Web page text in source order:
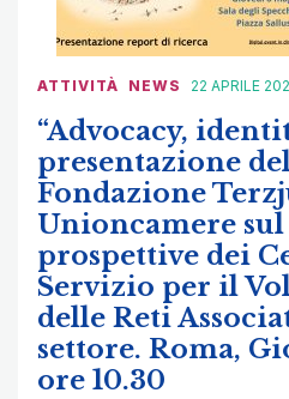
ATTIVITÀ NEWS 22 APRILE
“Advocacy,
presentazione
Fondazione
Unioncamere
prospettive dei
Servizio per il
delle Reti
settore. Roma,
ore 10.30